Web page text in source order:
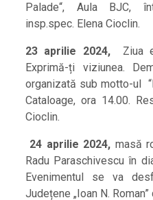
Palade“, Aula BJC,
insp.spec. Elena Cioclin.
23 aprilie 2024, Ziua
Exprimă-ți viziunea.
organizată sub motto-ul
Cataloage, ora 14.00.
Cioclin.
24 aprilie 2024, masă
Radu Paraschivescu în
Evenimentul se va
Județene „Ioan N.